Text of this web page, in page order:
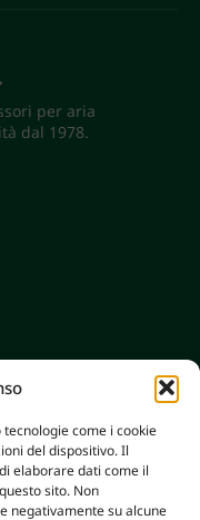
come i cookie
del dispositivo. Il
elaborare dati come il
sito. Non
negativamente su alcune
per aria
dal 1978.